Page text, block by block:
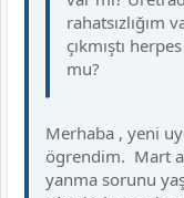
rahatsızlığım
çıkmıştı
mu?
Merhaba , yeni
ögrendim. Mart
yanma sorunu